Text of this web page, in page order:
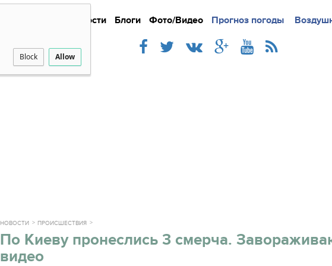
Block Allow
Новости Блоги Фото/Видео Прогноз погоды
Подробно Новости
НОВОСТИ ПРОИСШЕСТВИЯ
По Киеву пронеслись 3 смерча.
видео